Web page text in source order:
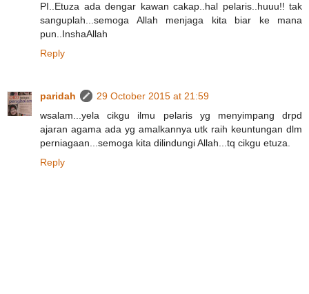
PI..Etuza ada dengar kawan cakap..hal pelaris..huuu!! tak
sanguplah...semoga Allah menjaga kita biar ke mana
pun..InshaAllah
Reply
paridah
29 October 2015 at 21:59
wsalam...yela cikgu ilmu pelaris yg menyimpang drpd
ajaran agama ada yg amalkannya utk raih keuntungan dlm
perniagaan...semoga kita dilindungi Allah...tq cikgu etuza.
Reply